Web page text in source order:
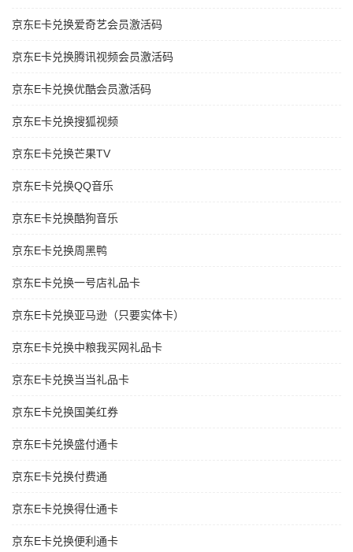
京东E卡兑换爱奇艺会员激活码
京东E卡兑换腾讯视频会员激活码
京东E卡兑换优酷会员激活码
京东E卡兑换搜狐视频
京东E卡兑换芒果TV
京东E卡兑换QQ音乐
京东E卡兑换酷狗音乐
京东E卡兑换周黑鸭
京东E卡兑换一号店礼品卡
京东E卡兑换亚马逊（只要实体卡）
京东E卡兑换中粮我买网礼品卡
京东E卡兑换当当礼品卡
京东E卡兑换国美红券
京东E卡兑换盛付通卡
京东E卡兑换付费通
京东E卡兑换得仕通卡
京东E卡兑换便利通卡